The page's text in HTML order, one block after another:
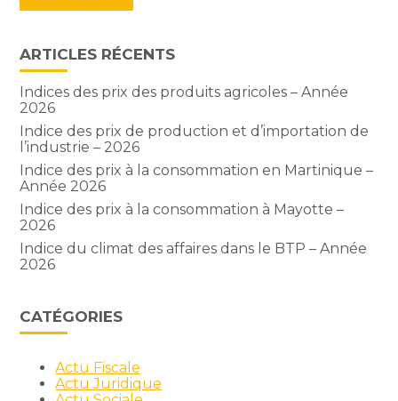
ARTICLES RÉCENTS
Indices des prix des produits agricoles – Année
2026
Indice des prix de production et d’importation de
l’industrie – 2026
Indice des prix à la consommation en Martinique –
Année 2026
Indice des prix à la consommation à Mayotte –
2026
Indice du climat des affaires dans le BTP – Année
2026
CATÉGORIES
Actu Fiscale
Actu Juridique